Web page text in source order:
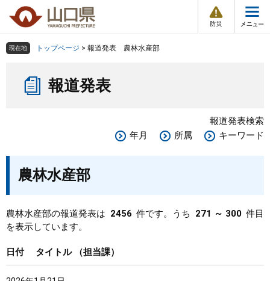
の
ー
メ
組織で探す
Other Languages
くらし・環境
教育・文化・スポーツ
しごと・産業・観光
現在地 トップページ > 報道発表 農林水産部
報道発表
報道発表検索
年月
所属 キーワード
農林水産部
農林水産部の報道発表は 2456 件です。うち 271 ～ 300 件目
を表示しています。
日付 タイトル 担当課